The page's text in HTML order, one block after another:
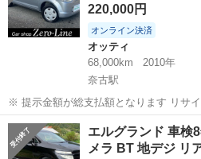
220,000円
オンライン決済
オッティ
68,000km
2010年
奈古駅
※ 提示金額が総支払額となります リサ
いきなりの購入はキャンセルさせて頂き
ます。 まず支払い能力がない、約束を守れない、調べれば分かること
やくだらない質問、値...
山口 萩市 奈古駅 オッティ
エルグランド 車検
メラ BT 地デジ リ